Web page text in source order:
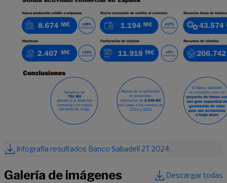
Infografía resultados Banco Sabadell 2T 2024
Galería de imágenes Descargar todas